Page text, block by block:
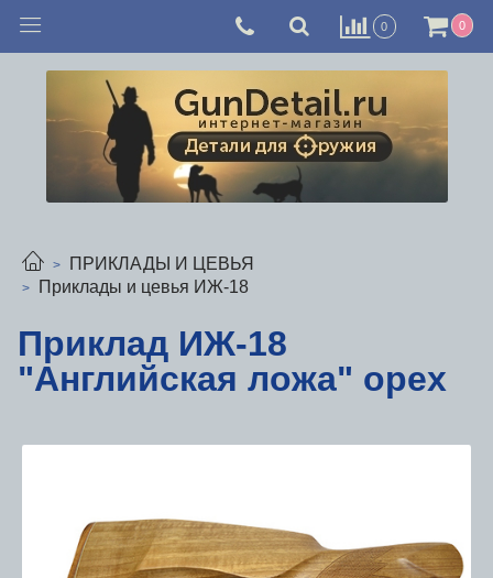
0 0
ПРИКЛАДЫ И ЦЕВЬЯ
Приклады и цевья ИЖ-18
Приклад ИЖ-18
"Английская ложа" орех